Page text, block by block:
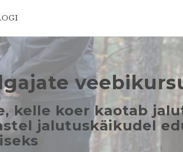
kelle koer kaotab
jalutuskäikudel